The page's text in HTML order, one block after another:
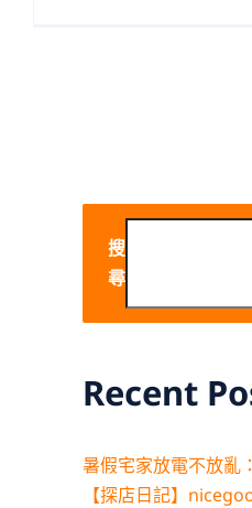
搜
尋
Recent
暑假宅家放電不放亂
【探店日記】